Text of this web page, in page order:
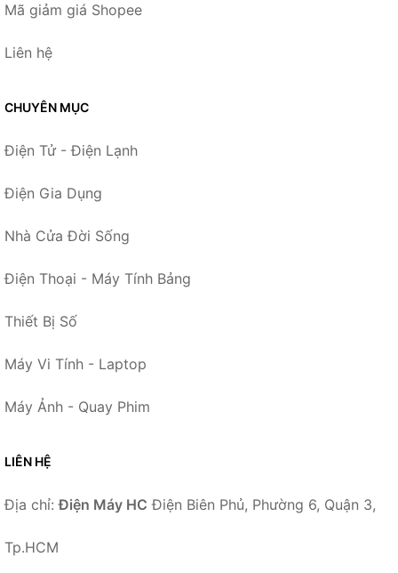
Mã giảm giá Shopee
Liên hệ
CHUYÊN MỤC
Điện Tử - Điện Lạnh
Điện Gia Dụng
Nhà Cửa Đời Sống
Điện Thoại - Máy Tính Bảng
Thiết Bị Số
Máy Vi Tính - Laptop
Máy Ảnh - Quay Phim
LIÊN HỆ
Địa chỉ:Điện Máy HC Điện Biên Phủ, Phường 6, Quận 3,
Tp.HCM